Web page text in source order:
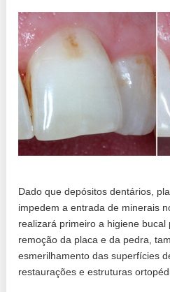
Dado que depósitos dentários,
impedem a entrada de minerais
realizará primeiro a higiene bucal
remoção da placa e da pedra,
esmerilhamento das superfícies
restaurações e estruturas